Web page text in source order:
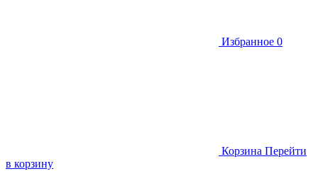
Избранное 0
Корзина Перейти
в корзину